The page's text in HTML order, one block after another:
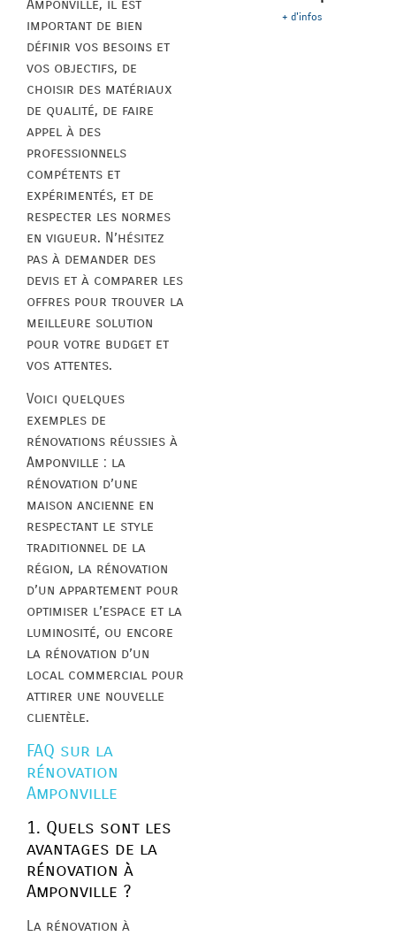
Amponville, il est
important de bien
définir vos besoins et
vos objectifs, de
choisir des matériaux
de qualité, de faire
appel à des
professionnels
compétents et
expérimentés, et de
respecter les normes
en vigueur. N’hésitez
pas à demander des
devis et à comparer les
offres pour trouver la
meilleure solution
pour votre budget et
vos attentes.
Voici quelques
exemples de
rénovations réussies à
Amponville : la
rénovation d’une
maison ancienne en
respectant le style
traditionnel de la
région, la rénovation
d’un appartement pour
optimiser l’espace et la
luminosité, ou encore
la rénovation d’un
local commercial pour
attirer une nouvelle
clientèle.
FAQ sur la
rénovation
Amponville
1. Quels sont les
avantages de la
rénovation à
Amponville ?
La rénovation à
+ d'infos